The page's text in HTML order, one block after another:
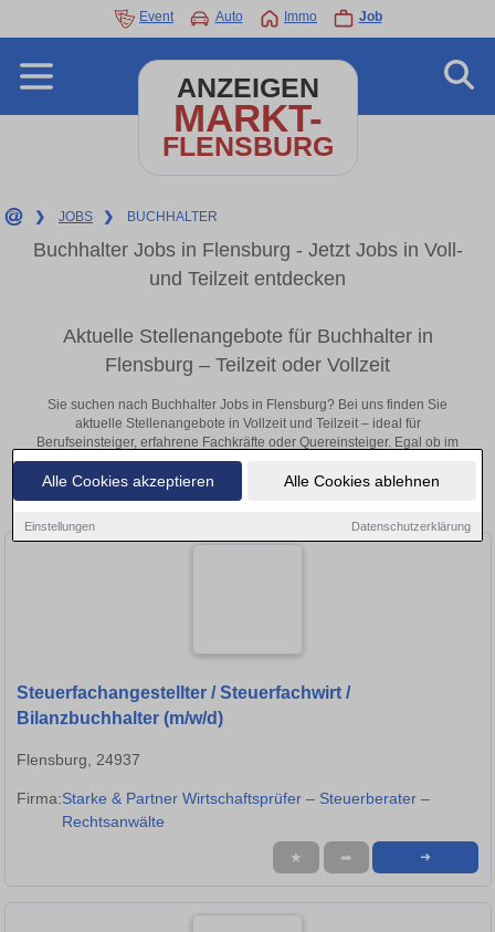
Alle Cookies akzeptieren Alle Cookies ablehnen
Einstellungen Datenschutzerklärung
Event Auto Immo Job
ANZEIGEN
MARKT-
FLENSBURG
❯ JOBS ❯ BUCHHALTER
Buchhalter Jobs in Flensburg - Jetzt Jobs in Voll-
und Teilzeit entdecken
Aktuelle Stellenangebote für Buchhalter in
Flensburg – Teilzeit oder Vollzeit
Sie suchen nach Buchhalter Jobs in Flensburg? Bei uns finden Sie
aktuelle Stellenangebote in Vollzeit und Teilzeit – ideal für
Berufseinsteiger, erfahrene Fachkräfte oder Quereinsteiger. Egal ob im
Büro, vor Ort oder remote: Entdecken Sie jetzt neue Chancen in Ihrer
Region und bewerben Sie sich direkt auf passende Buchhalter-Stellen
in Flensburg!
Steuerfachangestellter / Steuerfachwirt /
Bilanzbuchhalter (m/w/d)
Flensburg, 24937
Firma:Starke & Partner Wirtschaftsprüfer – Steuerberater –
Rechtsanwälte
★ ➦ ➜